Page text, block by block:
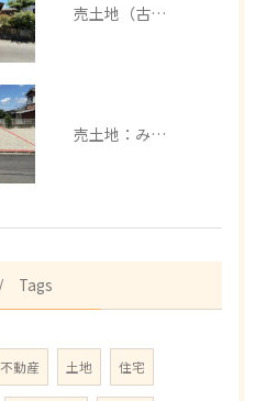
売土地（古家有）：みなべ町芝
売土地：みなべ町埴田
Tags
不動産 土地 住宅